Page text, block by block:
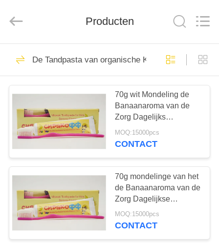
HUIS
PRODUCTEN
VIDEO'S
ONGEVEER
ONS
FABRIEKSREIS
KWALITEITSCONTROLE
CENTER.
Mondelinge
Zorgtandpasta
150
Tanden die
Tandpasta's witten
58
Producten
De Tandpasta van organische Kinderen
70g wit Mondeling de
Banaanaroma van de
Zorg Dagelijks
Tandpasta met
Tandenborstel
MOQ:15000pcs
CONTACT
70g mondelinge van het
de Banaanaroma van de
Zorg Dagelijkse
Tandpasta de Jonge
geitjestand Pretective
MOQ:15000pcs
CONTACT